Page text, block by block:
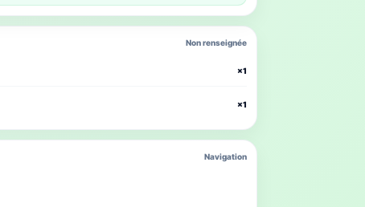
Non renseignée
×1
×1
Navigation